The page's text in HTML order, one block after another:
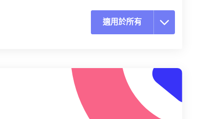
適用於所有
應用預設
另存為預設